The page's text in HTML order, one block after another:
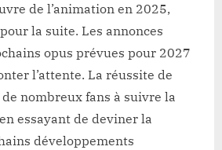
de l’animation en 2025,
la suite. Les annonces
opus prévues pour 2027
l’attente. La réussite de
nombreux fans à suivre la
essayant de deviner la
développements